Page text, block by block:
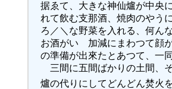
据ゑて、大きな神仙爐が中央
れて飲む支那酒、焼肉のやう
ろ／＼な野菜を入れる、何ん
お酒がいゝ加減にまわつて顔
の準備が出來たとあつて、一
三間に五間ばかりの土間、
爐の代りにしてどんどん焚火